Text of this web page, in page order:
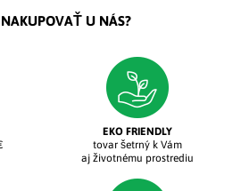
U NÁS?
EKO FRIENDLY
tovar šetrný k Vám
aj životnému prostrediu